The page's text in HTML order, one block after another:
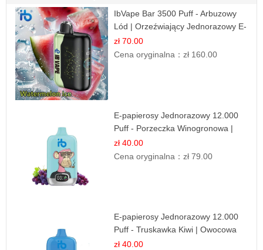
IbVape Bar 3500 Puff - Arbuzowy
Lód | Orzeźwiający Jednorazowy E-
papieros
zł 70.00
Cena oryginalna：zł 160.00
E-papierosy Jednorazowy 12.000
Puff - Porzeczka Winogronowa |
Owocowa Moc
zł 40.00
Cena oryginalna：zł 79.00
E-papierosy Jednorazowy 12.000
Puff - Truskawka Kiwi | Owocowa
Równowaga
zł 40.00